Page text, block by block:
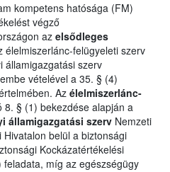
kompetens hatósága (FM)
végző
azelsődleges
élelmiszerlánc-felügyeleti szerv
államigazgatási szerv
vételével a 35. § (4)
Az élelmiszerlánc-
8. § (1) bekezdése alapján a
államigazgatási szerv Nemzeti
belül a biztonsági
Kockázatértékelési
feladata, míg az egészségügy